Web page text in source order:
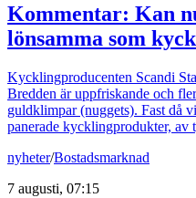
Kommentar: Kan
lönsamma som
Kycklingproducenten Scandi
Bredden är uppfriskande och
guldklimpar (nuggets). Fast då
panerade kycklingprodukter, av
nyheter/Bostadsmarknad
7 augusti, 07:15